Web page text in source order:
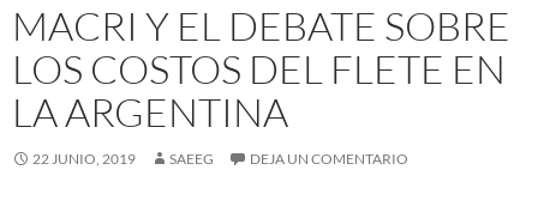
MACRI Y EL DEBATE SOBRE
LOS COSTOS DEL FLETE EN
LA ARGENTINA
22 JUNIO, 2019 SAEEG DEJA UN COMENTARIO